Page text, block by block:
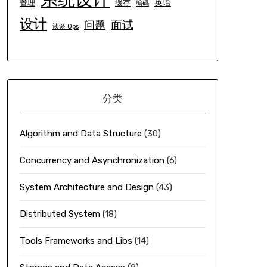
管理 缓存 编码 英语
设计 谈谈 Ops 问题 面试
分类
Algorithm and Data Structure (30)
Concurrency and Asynchronization(6)
System Architecture and Design(43)
Distributed System(18)
Tools Frameworks and Libs (14)